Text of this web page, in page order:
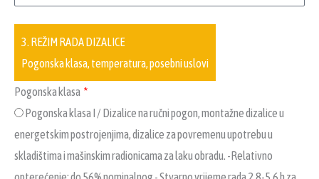
3. REŽIM RADA DIZALICE
Pogonska klasa, temperatura, posebni uslovi
Pogonska klasa
Pogonska klasa I / Dizalice na ručni pogon, montažne dizalice u
energetskim postrojenjima, dizalice za povremenu upotrebu u
skladištima i mašinskim radionicama za laku obradu. -Relativno